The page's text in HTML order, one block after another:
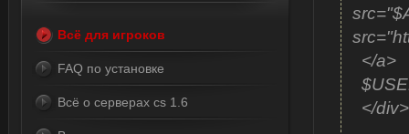
</a>
</div>
Всё для игроков
FAQ по установке
Всё о серверах cs 1.6